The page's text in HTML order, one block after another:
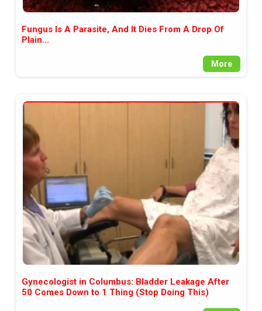
Fungus Is A Parasite, And It Dies From A Drop Of
Plain...
More
Gynecologist in Columbus: Bladder Leakage After
50 Comes Down to 1 Thing (Stop Doing This)